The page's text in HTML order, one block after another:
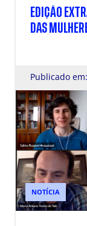
EDIÇÃO
DAS
Publicado
NOTÍCIA